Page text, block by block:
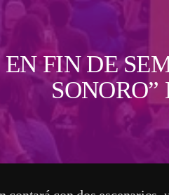
EN FIN DE